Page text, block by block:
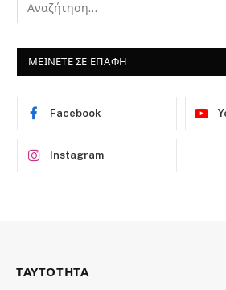
ΜΕΙΝΕΤΕ ΣΕ ΕΠΑΦΗ
Facebook
Instagram
ΤΑΥΤΟΤΗΤΑ